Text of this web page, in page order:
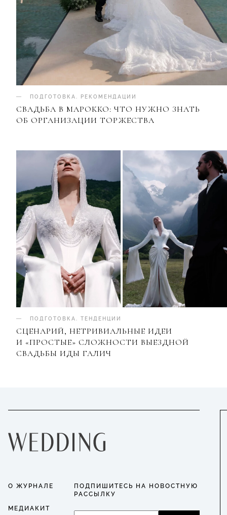
ПОДГОТОВКА РЕКОМЕНДАЦИИ
СВАДЬБА В МАРОККО: ЧТО НУЖНО ЗНАТЬ
ОБ ОРГАНИЗАЦИИ ТОРЖЕСТВА
ПОДГОТОВКА ТЕНДЕНЦИИ
СЦЕНАРИЙ, НЕТРИВИАЛЬНЫЕ ИДЕИ
И «ПРОСТЫЕ» СЛОЖНОСТИ ВЫЕЗДНОЙ
СВАДЬБЫ ИДЫ ГАЛИЧ
О ЖУРНАЛЕ
МЕДИАКИТ
ПОДПИШИТЕСЬ НА НОВОСТНУЮ
РАССЫЛКУ